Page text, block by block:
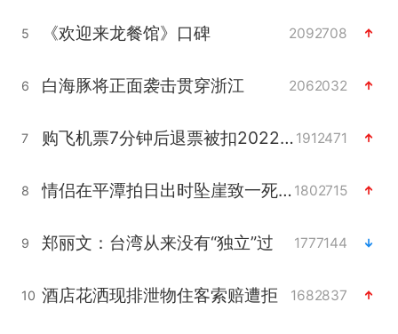
5 《欢迎来龙餐馆》口碑 2092708
6 白海豚将正面袭击贯穿浙江 2062032
7 购飞机票7分钟后退票被扣2022元 1912471
8 情侣在平潭拍日出时坠崖致一死一伤 1802715
9 郑丽文：台湾从来没有“独立”过 1777144
10 酒店花洒现排泄物住客索赔遭拒 1682837